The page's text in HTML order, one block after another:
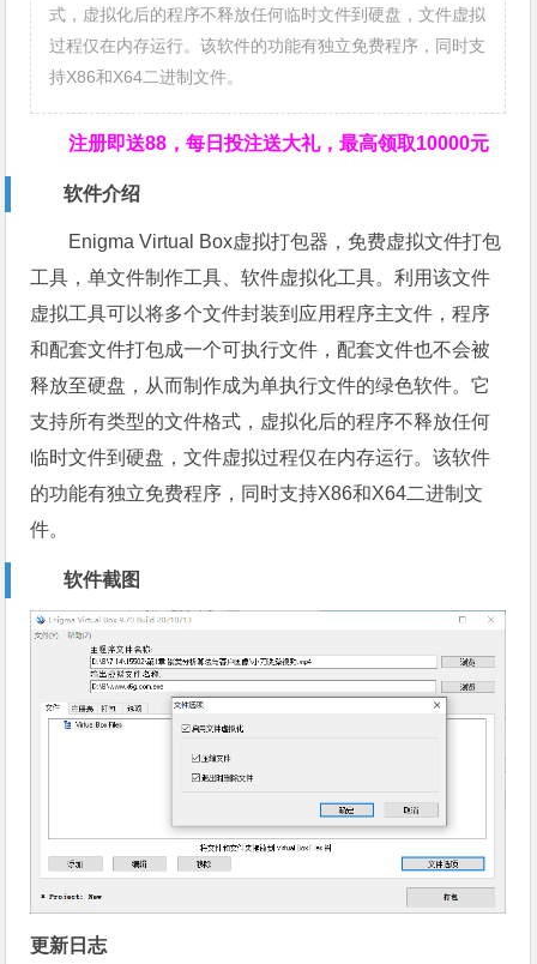
式，虚拟化后的程序不释放任何临时文件到硬盘，文件虚拟
过程仅在内存运行。该软件的功能有独立免费程序，同时支
持X86和X64二进制文件。
注册即送88，每日投注送大礼，最高领取10000元
软件介绍
Enigma Virtual Box虚拟打包器，免费虚拟文件打包
工具，单文件制作工具、软件虚拟化工具。利用该文件
虚拟工具可以将多个文件封装到应用程序主文件，程序
和配套文件打包成一个可执行文件，配套文件也不会被
释放至硬盘，从而制作成为单执行文件的绿色软件。它
支持所有类型的文件格式，虚拟化后的程序不释放任何
临时文件到硬盘，文件虚拟过程仅在内存运行。该软件
的功能有独立免费程序，同时支持X86和X64二进制文
件。
软件截图
更新日志